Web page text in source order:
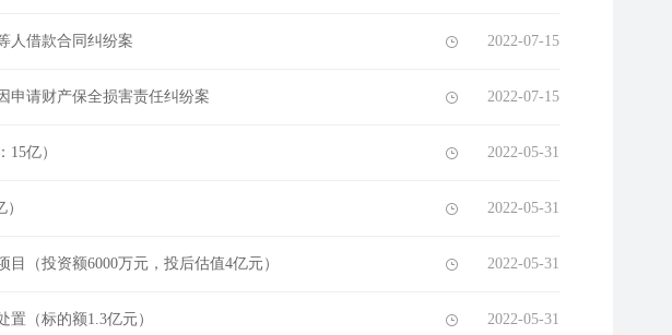
人借款合同纠纷案 2022-07-15
申请财产保全损害责任纠纷案 2022-07-15
亿） 2022-05-31
2022-05-31
（投资额6000万元，投后估值4亿元） 2022-05-31
（标的额1.3亿元） 2022-05-31